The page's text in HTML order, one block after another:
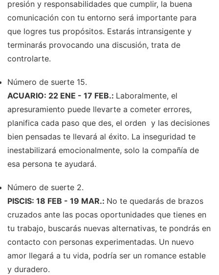
presión y responsabilidades que cumplir, la buena
comunicación con tu entorno será importante para
que logres tus propósitos. Estarás intransigente y
terminarás provocando una discusión, trata de
controlarte.
Número de suerte 15.
ACUARIO: 22 ENE - 17 FEB.: Laboralmente, el
apresuramiento puede llevarte a cometer errores,
planifica cada paso que des, el orden y las decisiones
bien pensadas te llevará al éxito. La inseguridad te
inestabilizará emocionalmente, solo la compañía de
esa persona te ayudará.
Número de suerte 2.
PISCIS: 18 FEB - 19 MAR.: No te quedarás de brazos
cruzados ante las pocas oportunidades que tienes en
tu trabajo, buscarás nuevas alternativas, te pondrás en
contacto con personas experimentadas. Un nuevo
amor llegará a tu vida, podría ser un romance estable
y duradero.